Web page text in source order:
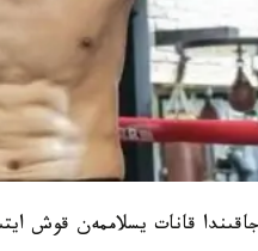
قانات يسلاممەن قوش